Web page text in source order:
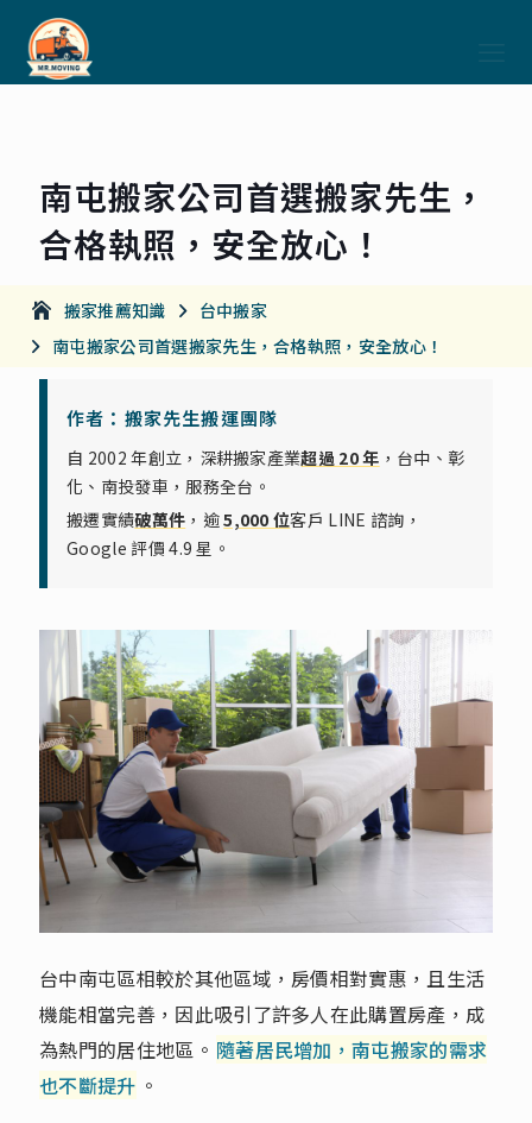
南屯搬家公司首選搬家先生，
合格執照，安全放心！
搬家推薦知識
台中搬家
南屯搬家公司首選搬家先生，合格執照，安全放心！
作者：搬家先生搬運團隊
自 2002 年創立，深耕搬家產業超過 20 年 ，台中、彰
化、南投發車，服務全台。
搬遷實績破萬件 ，逾5,000 位客戶 LINE 諮詢，
Google 評價 4.9 星。
台中南屯區相較於其他區域，房價相對實惠，且生活
機能相當完善，因此吸引了許多人在此購置房產，成
為熱門的居住地區。 隨著居民增加，南屯搬家的需求
也不斷提升 。